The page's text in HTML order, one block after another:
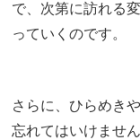
で、次第に訪れる
っていくのです。
さらに、ひらめき
忘れてはいけませ